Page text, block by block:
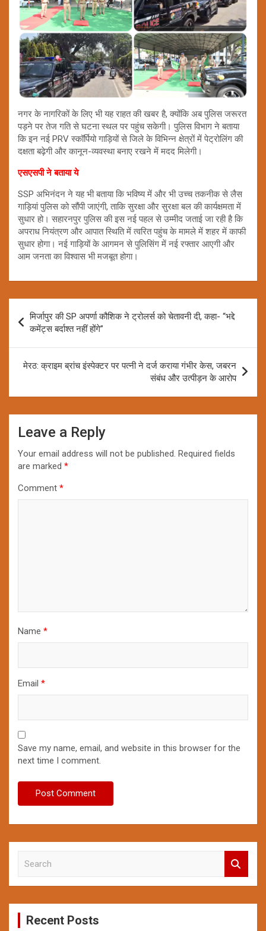
नगर के नागरिकों के लिए भी यह राहत की खबर है, क्योंकि अब पुलिस जरूरत
पड़ने पर तेज गति से घटना स्थल पर पहुंच सकेगी। पुलिस विभाग ने बताया
कि इन नई PRV स्कॉर्पियो गाड़ियों से जिले के विभिन्न क्षेत्रों में पेट्रोलिंग की
दक्षता बढ़ेगी और कानून-व्यवस्था बनाए रखने में मदद मिलेगी।
एसएसपी ने बताया ये
SSP अभिनंदन ने यह भी बताया कि भविष्य में और भी उच्च तकनीक से लैस
गाड़ियां पुलिस को सौंपी जाएंगी, ताकि सुरक्षा और सुरक्षा बल की कार्यक्षमता में
सुधार हो। सहारनपुर पुलिस की इस नई पहल से उम्मीद जताई जा रही है कि
अपराध नियंत्रण और आपात स्थिति में त्वरित पहुंच के मामले में शहर में काफी
सुधार होगा। नई गाड़ियों के आगमन से पुलिसिंग में नई रफ्तार आएगी और
आम जनता का विश्वास भी मजबूत होगा।
Post
navigation
मिर्जापुर की SP अपर्णा कौशिक ने ट्रोलर्स को चेतावनी दी, कहा- “भद्दे
कमेंट्स बर्दाश्त नहीं होंगे”
मेरठ: क्राइम ब्रांच इंस्पेक्टर पर पत्नी ने दर्ज कराया गंभीर केस, जबरन
संबंध और उत्पीड़न के आरोप
Leave a Reply
Your email address will not be published. Required fields
are marked *
Comment *
Name *
Email *
Save my name, email, and website in this browser for the
next time I comment.
c
Recent Posts